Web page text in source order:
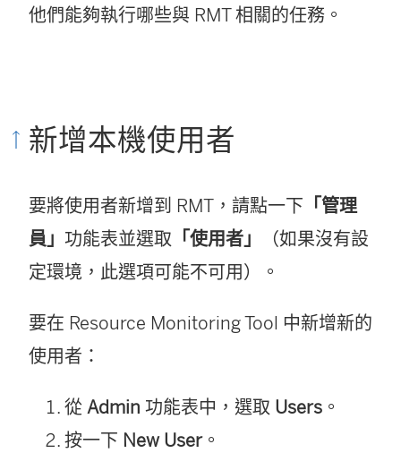
他們能夠執行哪些與 RMT 相關的任務。
新增本機使用者
要將使用者新增到 RMT，請點一下 「管理
員」 功能表並選取 「使用者」
（如果沒有設
定環境，此選項可能不可用）。
要在 Resource Monitoring Tool 中新增新的
使用者：
從 Admin 功能表中，選取 Users 。
按一下 New User。